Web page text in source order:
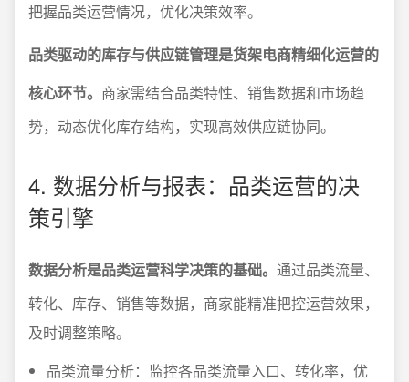
把握品类运营情况，优化决策效率。
品类驱动的库存与供应链管理是货架电商精细化运营的
核心环节。 商家需结合品类特性、销售数据和市场趋
势，动态优化库存结构，实现高效供应链协同。
4. 数据分析与报表：品类运营的决
策引擎
数据分析是品类运营科学决策的基础。 通过品类流量、
转化、库存、销售等数据，商家能精准把控运营效果，
及时调整策略。
品类流量分析：监控各品类流量入口、转化率，优